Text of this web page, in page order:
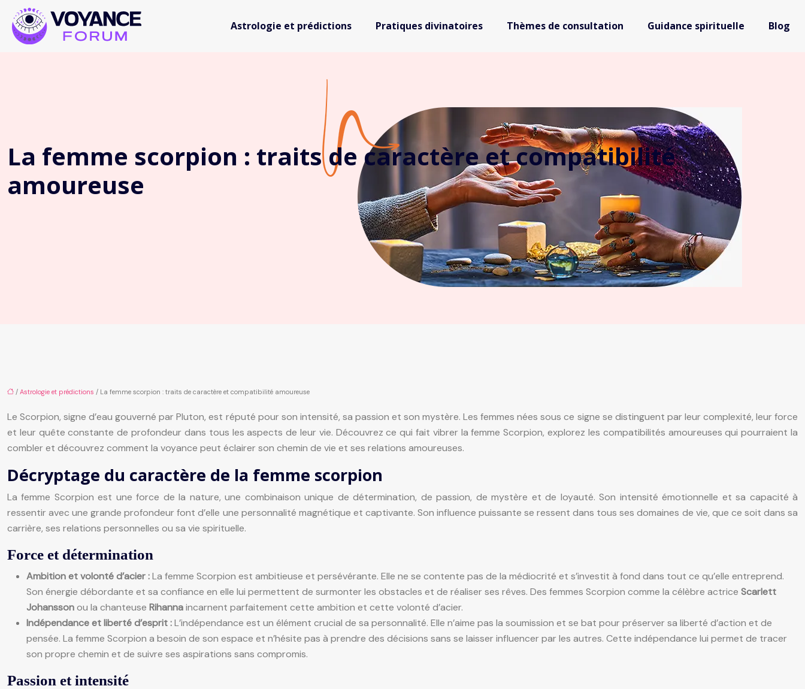
Astrologie et prédictions Pratiques divinatoires Thèmes de consultation Guidance spirituelle Blog
La femme scorpion : traits de caractère et compatibilité
amoureuse
/ Astrologie et prédictions / La femme scorpion : traits de caractère et compatibilité amoureuse
Le Scorpion, signe d’eau gouverné par Pluton, est réputé pour son intensité, sa passion et son mystère. Les femmes nées sous ce signe se distinguent par leur complexité, leur force
et leur quête constante de profondeur dans tous les aspects de leur vie. Découvrez ce qui fait vibrer la femme Scorpion, explorez les compatibilités amoureuses qui pourraient la
combler et découvrez comment la voyance peut éclairer son chemin de vie et ses relations amoureuses.
Décryptage du caractère de la femme scorpion
La femme Scorpion est une force de la nature, une combinaison unique de détermination, de passion, de mystère et de loyauté. Son intensité émotionnelle et sa capacité à
ressentir avec une grande profondeur font d’elle une personnalité magnétique et captivante. Son influence puissante se ressent dans tous ses domaines de vie, que ce soit dans sa
carrière, ses relations personnelles ou sa vie spirituelle.
Force et détermination
Ambition et volonté d’acier :La femme Scorpion est ambitieuse et persévérante. Elle ne se contente pas de la médiocrité et s’investit à fond dans tout ce qu’elle entreprend.
Son énergie débordante et sa confiance en elle lui permettent de surmonter les obstacles et de réaliser ses rêves. Des femmes Scorpion comme la célèbre actrice Scarlett
Johanssonou la chanteuse Rihannaincarnent parfaitement cette ambition et cette volonté d’acier.
Indépendance et liberté d’esprit :L’indépendance est un élément crucial de sa personnalité. Elle n’aime pas la soumission et se bat pour préserver sa liberté d’action et de
pensée. La femme Scorpion a besoin de son espace et n’hésite pas à prendre des décisions sans se laisser influencer par les autres. Cette indépendance lui permet de tracer
son propre chemin et de suivre ses aspirations sans compromis.
Passion et intensité